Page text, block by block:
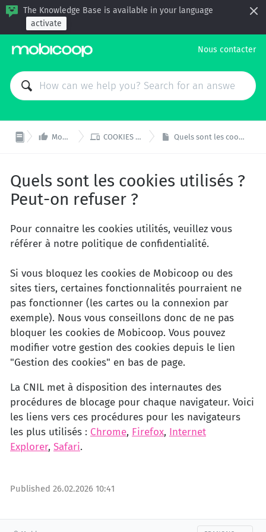
The Knowledge Base is available in your language
activate
Nous contacter
 Mobicoop Pouce  COOKIES ET CONFIDENTIALITE Quels sont les cookies utilisés ? Peut-on refuser ?
Quels sont les cookies utilisés ?
Peut-on refuser ?
Pour connaitre les cookies utilités, veuillez vous
référer à notre politique de confidentialité.
Si vous bloquez les cookies de Mobicoop ou des
sites tiers, certaines fonctionnalités pourraient ne
pas fonctionner (les cartes ou la connexion par
exemple). Nous vous conseillons donc de ne pas
bloquer les cookies de Mobicoop. Vous pouvez
modifier votre gestion des cookies depuis le lien
"Gestion des cookies" en bas de page.
La CNIL met à disposition des internautes des
procédures de blocage pour chaque navigateur. Voici
les liens vers ces procédures pour les navigateurs
les plus utilisés : Chrome, Firefox, Internet
Explorer, Safari.
Published 26.02.2026 10:41